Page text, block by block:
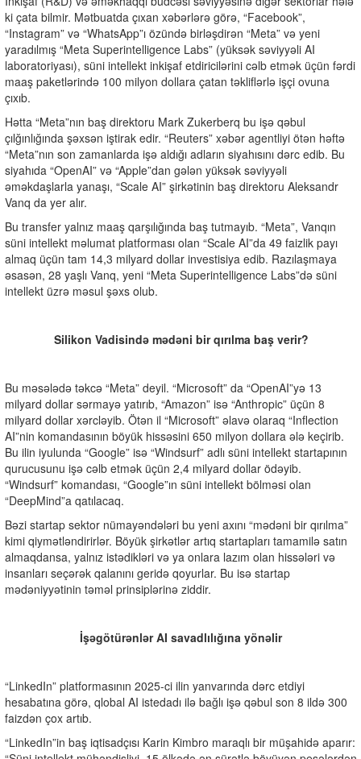
ki çata bilmir. Mətbuatda çıxan xəbərlərə görə, “Facebook”,
“Instagram” və “WhatsApp”ı özündə birləşdirən “Meta” və yeni
yaradılmış “Meta Superintelligence Labs” (yüksək səviyyəli AI
laboratoriyası), süni intellekt inkişaf etdiricilərini cəlb etmək üçün fərdi
maaş paketlərində 100 milyon dollara çatan təkliflərlə işçi ovuna
çıxıb.
Hətta “Meta”nın baş direktoru Mark Zukerberq bu işə qəbul
çılğınlığında şəxsən iştirak edir. “Reuters” xəbər agentliyi ötən həftə
“Meta”nın son zamanlarda işə aldığı adların siyahısını dərc edib. Bu
siyahıda “OpenAI” və “Apple”dan gələn yüksək səviyyəli
əməkdaşlarla yanaşı, “Scale AI” şirkətinin baş direktoru Aleksandr
Vanq da yer alır.
Bu transfer yalnız maaş qarşılığında baş tutmayıb. “Meta”, Vanqın
süni intellekt məlumat platforması olan “Scale AI”da 49 faizlik payı
almaq üçün tam 14,3 milyard dollar investisiya edib. Razılaşmaya
əsasən, 28 yaşlı Vanq, yeni “Meta Superintelligence Labs”də süni
intellekt üzrə məsul şəxs olub.
Silikon Vadisində mədəni bir qırılma baş verir?
Bu məsələdə təkcə “Meta” deyil. “Microsoft” da “OpenAI”yə 13
milyard dollar sərmayə yatırıb, “Amazon” isə “Anthropic” üçün 8
milyard dollar xərcləyib. Ötən il “Microsoft” əlavə olaraq “Inflection
AI”nin komandasının böyük hissəsini 650 milyon dollara ələ keçirib.
Bu ilin iyulunda “Google” isə “Windsurf” adlı süni intellekt startapının
qurucusunu işə cəlb etmək üçün 2,4 milyard dollar ödəyib.
“Windsurf” komandası, “Google”ın süni intellekt bölməsi olan
“DeepMind”a qatılacaq.
Bəzi startap sektor nümayəndələri bu yeni axını “mədəni bir qırılma”
kimi qiymətləndirirlər. Böyük şirkətlər artıq startapları tamamilə satın
almaqdansa, yalnız istədikləri və ya onlara lazım olan hissələri və
insanları seçərək qalanını geridə qoyurlar. Bu isə startap
mədəniyyətinin təməl prinsiplərinə ziddir.
İşəgötürənlər AI savadlılığına yönəlir
“LinkedIn” platformasının 2025-ci ilin yanvarında dərc etdiyi
hesabatına görə, qlobal AI istedadı ilə bağlı işə qəbul son 8 ildə 300
faizdən çox artıb.
“LinkedIn”in baş iqtisadçısı Karin Kimbro maraqlı bir müşahidə aparır: